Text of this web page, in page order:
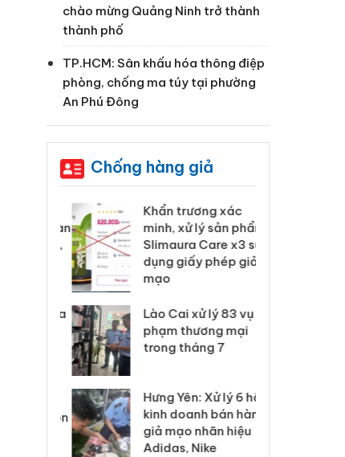
chào mừng Quảng Ninh trở thành
thành phố
TP.HCM: Sân khấu hóa thông điệp
phòng, chống ma túy tại phường
An Phú Đông
Chống hàng giả
hủy
lậu,
Khẩn trương xác
minh, xử lý sản phẩm
Slimaura Care x3 sử
dụng giấy phép giả
mạo
Lào Cai xử lý 83 vụ vi
phạm thương mại
trong tháng 7
Hưng Yên: Xử lý 6 hộ
kinh doanh bán hàng
giả mạo nhãn hiệu
Adidas, Nike